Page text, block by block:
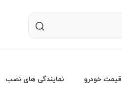
قیمت خودرو نمایندگی های نصب